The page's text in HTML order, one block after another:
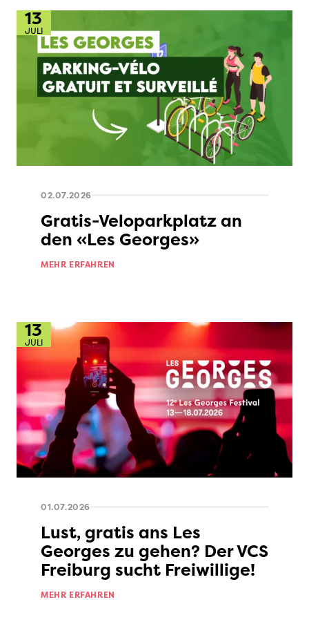
13
JULI
02.07.2026
Gratis-Veloparkplatz an
den «Les Georges»
MEHR ERFAHREN
13
JULI
01.07.2026
Lust, gratis ans Les
Georges zu gehen? Der VCS
Freiburg sucht Freiwillige!
MEHR ERFAHREN